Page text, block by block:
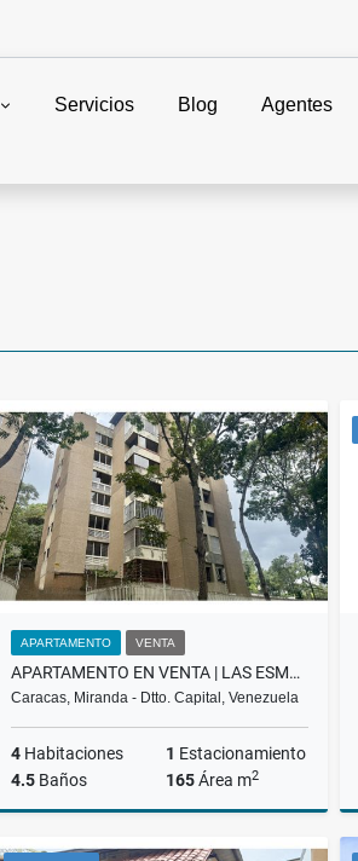
Servicios Blog Agentes
APARTAMENTO VENTA
APARTAMENTO EN VENTA | LAS ESMERALDAS | LA TRINIDAD | AMPLIO LCM
Caracas, Miranda - Dtto. Capital, Venezuela
4 Habitaciones 1 Estacionamiento
4.5 Baños 165Área m2
Venta